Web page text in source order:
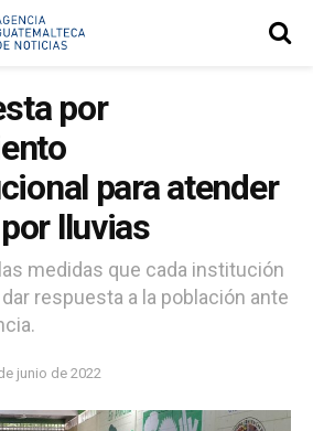
por
para atender
lluvias
medidas que cada institución
respuesta a la población ante
junio de 2022